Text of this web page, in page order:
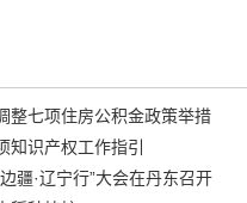
整七项住房公积金政策举措
知识产权工作指引
疆·辽宁行”大会在丹东召开